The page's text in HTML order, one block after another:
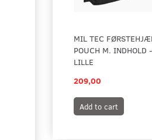
MIL TEC
POUCH M. INDHOLD -
LILLE
209,00
Add to cart